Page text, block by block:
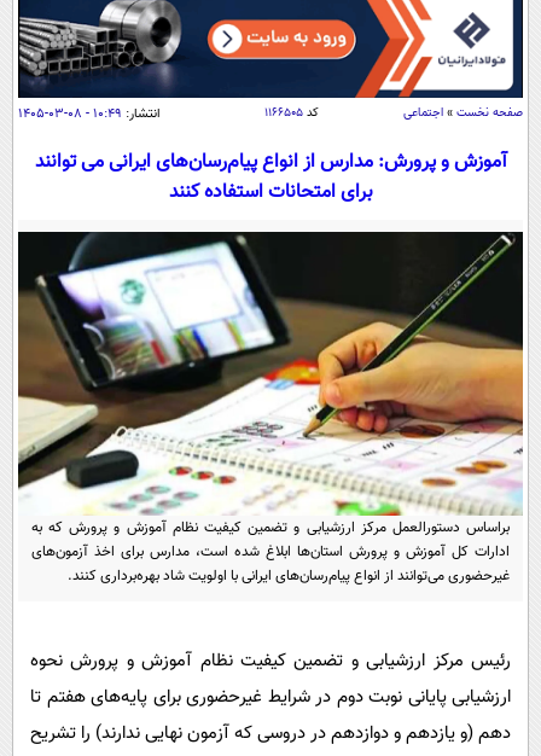
سواد زندگی
اقتصاد
اقتصادی
خودرو
جامعه
اجتماعی
حوادث
سلامت
یک برش دانایی
محیط زیست
سفر و تفریح
ورزشی
بین الملل
سیاست خارجی
فرهنگ و هنر
علم و دانش
فناوری و It
اخبار کریپتو
قرآن
سرگرمی
باشگاه مغز
مجله تصویری سلاح
فیلم
اقتصاد
ورزش
سیاست
فناوری
گوناگون
حوادث
عصر ایران 2
خواندنی ها و دیدنی ها
داستان کوتاه
روانشناسی
آشپزی
دانلود
آموزش زبان
صفحه نخست » اجتماعی کد ۱۱۶۶۵۰۵ انتشار: ۱۰:۴۹ - ۰۸-۰۳-۱۴۰۵
آموزش و پرورش: مدارس از انواع پیام‌رسان‌های ایرانی می توانند
برای امتحانات استفاده کنند
براساس دستورالعمل مرکز ارزشیابی و تضمین کیفیت نظام آموزش و پرورش که به
ادارات کل آموزش و پرورش استان‌ها ابلاغ شده است، مدارس برای اخذ آزمون‌های
غیرحضوری می‌توانند از انواع پیام‌رسان‌های ایرانی با اولویت شاد بهره‌برداری کنند.
رئیس مرکز ارزشیابی و تضمین کیفیت نظام آموزش و پرورش نحوه
ارزشیابی پایانی نوبت دوم در شرایط غیرحضوری برای پایه‌های هفتم تا
دهم (و یازدهم و دوازدهم در دروسی که آزمون نهایی ندارند) را تشریح